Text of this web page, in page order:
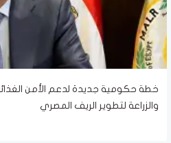
خطة حكومية جديدة لدعم الأمن
والزراعة لتطوير الريف المصري